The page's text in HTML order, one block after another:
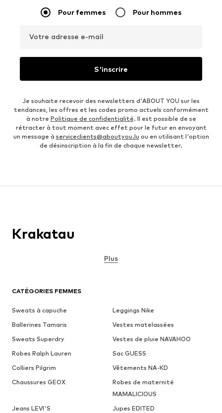
Pour femmes Pour hommes
Votre adresse e-mail
S'inscrire
Je souhaite recevoir des newsletters d'ABOUT YOU sur les
tendances, les offres et les codes promo actuels conformément
à notre Politique de confidentialité. Il est possible de se
rétracter à tout moment avec effet pour le futur en envoyant
un message à serviceclients@aboutyou.lu ou en utilisant l'option
de désinscription à la fin de chaque newsletter.
CATÉGORIES FEMMES
Sweats à capuche
Leggings Nike
Ballerines Tamaris
Vestes matelassées
Sweats Superdry
Vestes de pluie NAVAHOO
Robes Ralph Lauren
Sac GUESS
Colliers Pilgrim
Vêtements NA-KD
Chaussures GEOX
Robes de maternité
MAMALICIOUS
Jeans LEVI'S
Jupes EDITED
Krakatau
Plus